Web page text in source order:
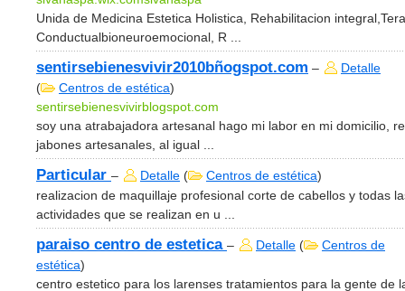
Unida de Medicina Estetica Holistica, Rehabilitacion
Conductualbioneuroemocional, R ...
sentirsebienesvivir2010bñogspot.com –
Detalle
(
Centros de estética)
sentirsebienesvivirblogspot.com
soy una atrabajadora artesanal hago mi labor en mi domicilio,
jabones artesanales, al igual ...
Particular – Detalle ( Centros de estética)
realizacion de maquillaje profesional corte de cabellos y todas
actividades que se realizan en u ...
paraiso centro de estetica – Detalle (
Centros de
estética)
centro estetico para los larenses tratamientos para la gente de